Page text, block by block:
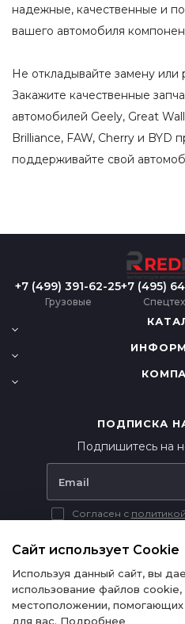
надежные, качественные и
вашего автомобиля
Не откладывайте замену или
Закажите качественные
автомобилей Geely, Great
Brilliance, FAW, Cherry и BYD
поддерживайте свой
+7 (499) 391-62-25
Грузовые
+7 (495)
ПОДПИСКА
Подпишитесь на
Согласен с
информационный характер и ни при
публичной офертой в соответствии с п.
Сайт использует Cookie
Используя данный сайт, вы
использование файлов
местоположении,
для вас. Подробнее